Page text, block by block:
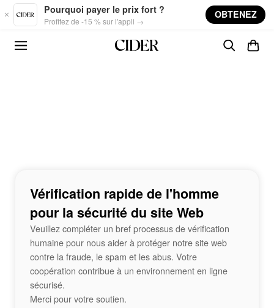
Skip to main content
Pourquoi payer le prix fort ?
Profitez de -15 % sur l'appli →
OBTENEZ
Vérification rapide de l'homme
pour la sécurité du site Web
Veuillez compléter un bref processus de vérification
humaine pour nous aider à protéger notre site web
contre la fraude, le spam et les abus. Votre
coopération contribue à un environnement en ligne
sécurisé.
Merci pour votre soutien.